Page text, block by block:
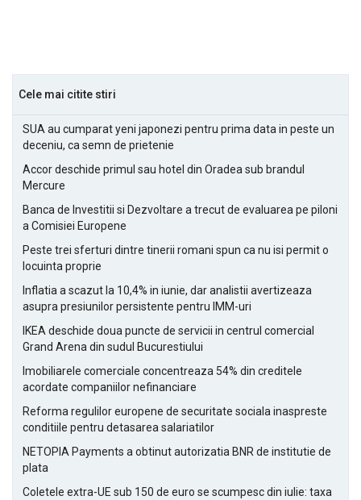
Cele mai citite stiri
SUA au cumparat yeni japonezi pentru prima data in peste un
deceniu, ca semn de prietenie
Accor deschide primul sau hotel din Oradea sub brandul
Mercure
Banca de Investitii si Dezvoltare a trecut de evaluarea pe piloni
a Comisiei Europene
Peste trei sferturi dintre tinerii romani spun ca nu isi permit o
locuinta proprie
Inflatia a scazut la 10,4% in iunie, dar analistii avertizeaza
asupra presiunilor persistente pentru IMM-uri
IKEA deschide doua puncte de servicii in centrul comercial
Grand Arena din sudul Bucurestiului
Imobiliarele comerciale concentreaza 54% din creditele
acordate companiilor nefinanciare
Reforma regulilor europene de securitate sociala inaspreste
conditiile pentru detasarea salariatilor
NETOPIA Payments a obtinut autorizatia BNR de institutie de
plata
Coletele extra-UE sub 150 de euro se scumpesc din iulie: taxa